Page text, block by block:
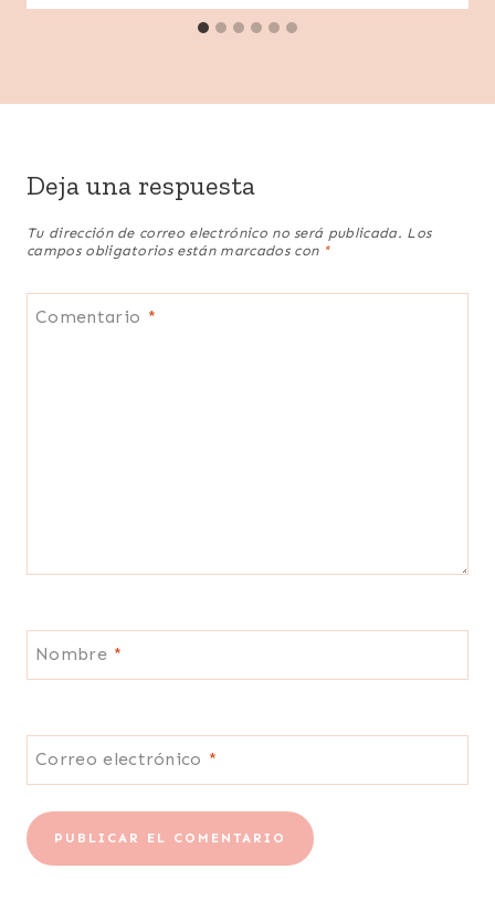
Deja una respuesta
Tu dirección de correo electrónico no será publicada. Los
campos obligatorios están marcados con *
Comentario *
Nombre *
Correo electrónico *